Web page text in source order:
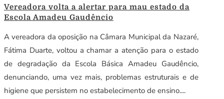
Vereadora volta a alertar para mau estado da
Escola Amadeu Gaudêncio
A vereadora da oposição na Câmara Municipal da Nazaré,
Fátima Duarte, voltou a chamar a atenção para o estado
de degradação da Escola Básica Amadeu Gaudêncio,
denunciando, uma vez mais, problemas estruturais e de
higiene que persistem no estabelecimento de ensino....